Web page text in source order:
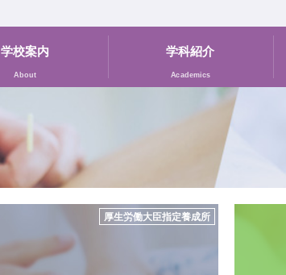
学校案内
About
学科紹介
Academics
2026年度オープンキャンパス受付中！
パワーアップ！
社会人は授業料半額免除！ 高校生も20万・
教育訓練給付制度の
活用により、
3年間の自己負担額が 165.5万円まで
社会人で柔道整復科に入学される方は条件が合えば更に厚生
厚生労働大臣指定養成所